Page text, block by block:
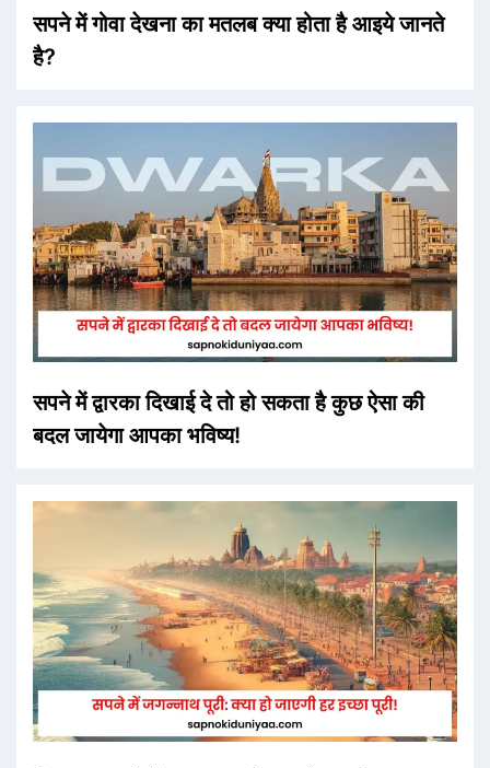
सपने में गोवा देखना का मतलब क्या होता है आइये जानते
है?
सपने में द्वारका दिखाई दे तो हो सकता है कुछ ऐसा की
बदल जायेगा आपका भविष्य!